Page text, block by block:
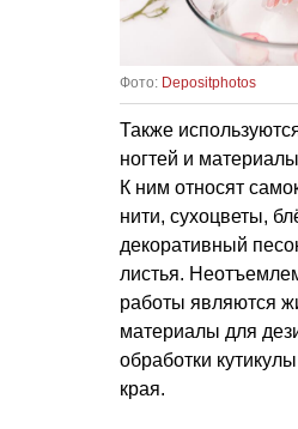
Фото: Depositphotos
Также
ногтей и
К ним относят
нити, сухоцветы,
декоративный
листья.
работы являются
материалы для
обработки
края.